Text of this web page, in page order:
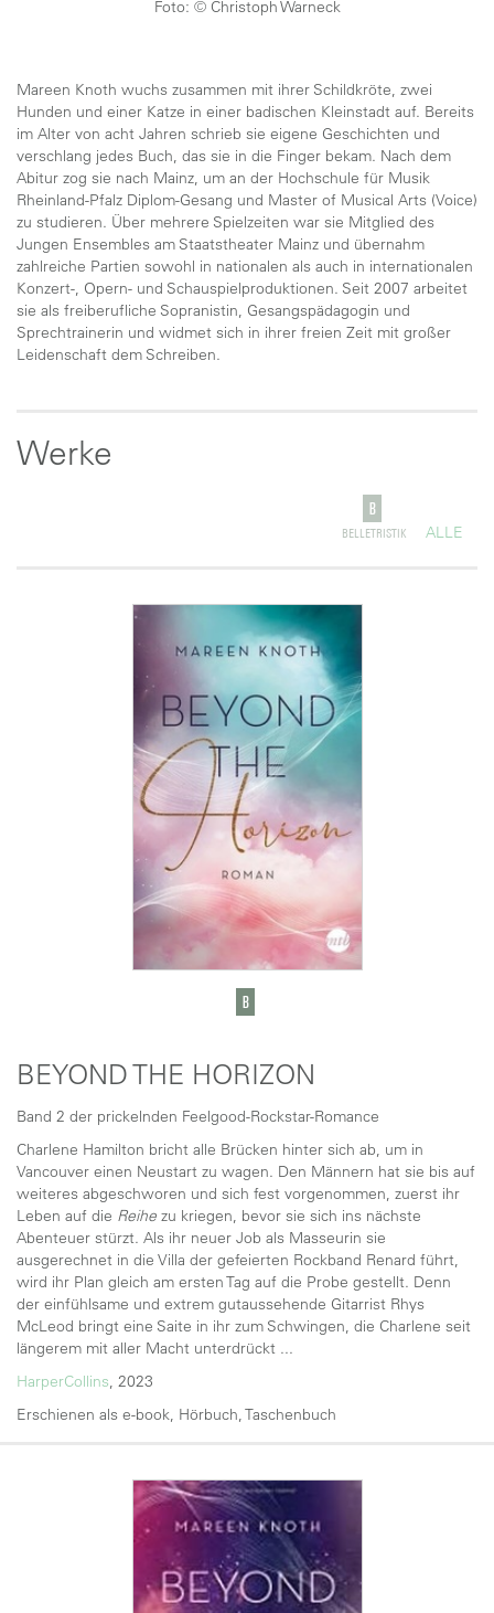
Foto: © Christoph Warneck
Mareen Knoth wuchs zusammen mit ihrer Schildkröte, zwei
Hunden und einer Katze in einer badischen Kleinstadt auf. Bereits
im Alter von acht Jahren schrieb sie eigene Geschichten und
verschlang jedes Buch, das sie in die Finger bekam. Nach dem
Abitur zog sie nach Mainz, um an der Hochschule für Musik
Rheinland-Pfalz Diplom-Gesang und Master of Musical Arts (Voice)
zu studieren. Über mehrere Spielzeiten war sie Mitglied des
Jungen Ensembles am Staatstheater Mainz und übernahm
zahlreiche Partien sowohl in nationalen als auch in internationalen
Konzert-, Opern- und Schauspielproduktionen. Seit 2007 arbeitet
sie als freiberufliche Sopranistin, Gesangspädagogin und
Sprechtrainerin und widmet sich in ihrer freien Zeit mit großer
Leidenschaft dem Schreiben.
Werke
BELLETRISTIK ALLE
BEYOND THE HORIZON
Band 2 der prickelnden Feelgood-Rockstar-Romance
Charlene Hamilton bricht alle Brücken hinter sich ab, um in
Vancouver einen Neustart zu wagen. Den Männern hat sie bis auf
weiteres abgeschworen und sich fest vorgenommen, zuerst ihr
Leben auf die Reihe zu kriegen, bevor sie sich ins nächste
Abenteuer stürzt. Als ihr neuer Job als Masseurin sie
ausgerechnet in die Villa der gefeierten Rockband Renard führt,
wird ihr Plan gleich am ersten Tag auf die Probe gestellt. Denn
der einfühlsame und extrem gutaussehende Gitarrist Rhys
McLeod bringt eine Saite in ihr zum Schwingen, die Charlene seit
längerem mit aller Macht unterdrückt ...
HarperCollins, 2023
Erschienen als e-book, Hörbuch, Taschenbuch